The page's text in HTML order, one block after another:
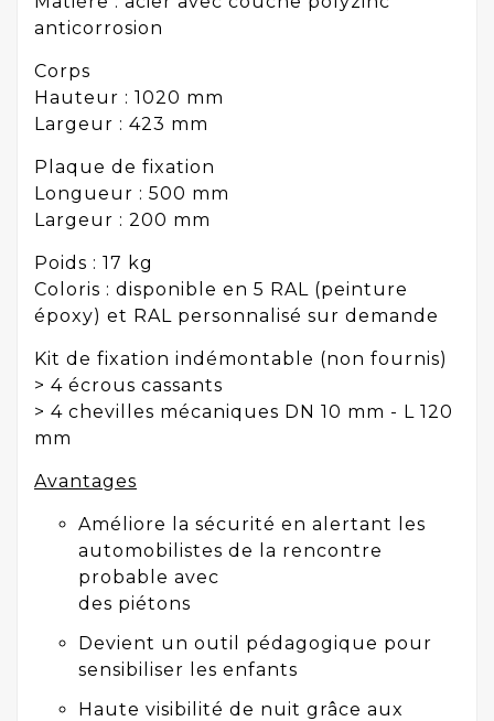
anticorrosion
Corps
Hauteur : 1020 mm
Largeur : 423 mm
Plaque de fixation
Longueur : 500 mm
Largeur : 200 mm
Poids : 17 kg
Coloris : disponible en 5 RAL (peinture
époxy) et RAL personnalisé sur demande
Kit de fixation indémontable (non fournis)
> 4 écrous cassants
> 4 chevilles mécaniques DN 10 mm - L 120
mm
Avantages
Améliore la sécurité en alertant les
automobilistes de la rencontre
probable avec
des piétons
Devient un outil pédagogique pour
sensibiliser les enfants
Haute visibilité de nuit grâce aux